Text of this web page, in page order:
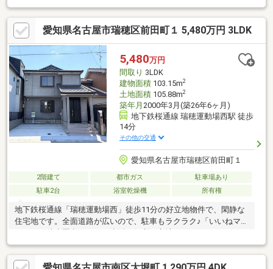
メーション】・中根小学校まで約600ｍ（徒歩8分）・萩山中学校
まで約990ｍ（徒歩13分）・マックスバリュエクスプレス平子店
まで約700ｍ（徒歩9分）・スギ薬局弥富通店まで約540ｍ（徒歩7
分）
愛知県名古屋市瑞穂区前田町１ 5,480万円 3LDK
5,480万円
間取り 3LDK
建物面積103.15m2
土地面積105.88m2
築年月 2000年3月(築26年6ヶ月)
地下鉄桜通線 瑞穂運動場西駅 徒歩
14分
その他の交通
愛知県名古屋市瑞穂区前田町１
2階建て 都市ガス
駐車場あり
駐車2台
浴室乾燥機 所有権
地下鉄桜通線「瑞穂運動場西」徒歩11分の好立地物件で、閑静な
住宅地です。全面道路が広いので、駐車もラクラク♪「いいねマル
シェ」が徒歩圏内にあり、生活も便利な立地です。